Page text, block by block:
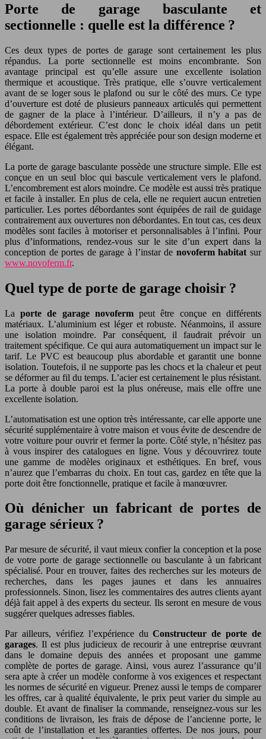
Porte de garage basculante et
sectionnelle : quelle est la différence ?
Ces deux types de portes de garage sont certainement les plus
répandus. La porte sectionnelle est moins encombrante. Son
avantage principal est qu’elle assure une excellente isolation
thermique et acoustique. Très pratique, elle s’ouvre verticalement
avant de se loger sous le plafond ou sur le côté des murs. Ce type
d’ouverture est doté de plusieurs panneaux articulés qui permettent
de gagner de la place à l’intérieur. D’ailleurs, il n’y a pas de
débordement extérieur. C’est donc le choix idéal dans un petit
espace. Elle est également très appréciée pour son design moderne et
élégant.
La porte de garage basculante possède une structure simple. Elle est
conçue en un seul bloc qui bascule verticalement vers le plafond.
L’encombrement est alors moindre. Ce modèle est aussi très pratique
et facile à installer. En plus de cela, elle ne requiert aucun entretien
particulier. Les portes débordantes sont équipées de rail de guidage
contrairement aux ouvertures non débordantes. En tout cas, ces deux
modèles sont faciles à motoriser et personnalisables à l’infini. Pour
plus d’informations, rendez-vous sur le site d’un expert dans la
conception de portes de garage à l’instar de novoferm habitat sur
www.novoferm.fr.
Quel type de porte de garage choisir ?
Laporte de garage novofermpeut être conçue en différents
matériaux. L’aluminium est léger et robuste. Néanmoins, il assure
une isolation moindre. Par conséquent, il faudrait prévoir un
traitement spécifique. Ce qui aura automatiquement un impact sur le
tarif. Le PVC est beaucoup plus abordable et garantit une bonne
isolation. Toutefois, il ne supporte pas les chocs et la chaleur et peut
se déformer au fil du temps. L’acier est certainement le plus résistant.
La porte à double paroi est la plus onéreuse, mais elle offre une
excellente isolation.
L’automatisation est une option très intéressante, car elle apporte une
sécurité supplémentaire à votre maison et vous évite de descendre de
votre voiture pour ouvrir et fermer la porte. Côté style, n’hésitez pas
à vous inspirer des catalogues en ligne. Vous y découvrirez toute
une gamme de modèles originaux et esthétiques. En bref, vous
n’aurez que l’embarras du choix. En tout cas, gardez en tête que la
porte doit être fonctionnelle, pratique et facile à manœuvrer.
Où dénicher un fabricant de portes de
garage sérieux ?
Par mesure de sécurité, il vaut mieux confier la conception et la pose
de votre porte de garage sectionnelle ou basculante à un fabricant
spécialisé. Pour en trouver, faites des recherches sur les moteurs de
recherches, dans les pages jaunes et dans les annuaires
professionnels. Sinon, lisez les commentaires des autres clients ayant
déjà fait appel à des experts du secteur. Ils seront en mesure de vous
suggérer quelques adresses fiables.
Par ailleurs, vérifiez l’expérience duConstructeur de porte de
garages. Il est plus judicieux de recourir à une entreprise œuvrant
dans le domaine depuis des années et proposant une gamme
complète de portes de garage. Ainsi, vous aurez l’assurance qu’il
sera apte à créer un modèle conforme à vos exigences et respectant
les normes de sécurité en vigueur. Prenez aussi le temps de comparer
les offres, car à qualité équivalente, le prix peut varier du simple au
double. Et avant de finaliser la commande, renseignez-vous sur les
conditions de livraison, les frais de dépose de l’ancienne porte, le
coût de l’installation et les garanties offertes. De nos jours, pour